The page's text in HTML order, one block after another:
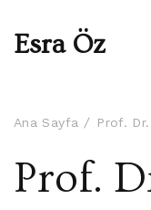
Esra Öz
Ana Sayfa Prof.
Prof.